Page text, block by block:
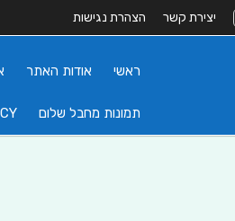
יצירת קשר הצהרת נגישות
ראשי אודות האתר
תמונות מחבל שלום